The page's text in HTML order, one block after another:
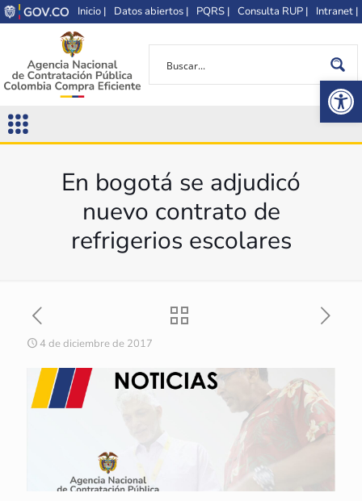
Inicio | Datos abiertos | PQRS | Consulta RUP | Intranet |
En bogotá se adjudicó
nuevo contrato de
refrigerios escolares
4 de diciembre de 2017